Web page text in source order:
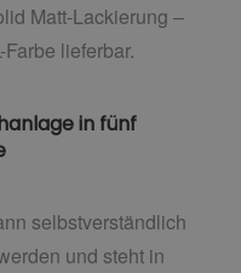
Matt-Lackierung –
lieferbar.
in fünf
selbstverständlich
und steht in